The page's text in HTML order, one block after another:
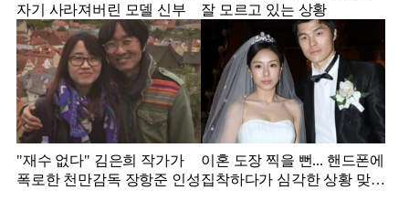
자기 사라져버린 모델 신부
잘 모르고 있는 상황
"재수 없다" 김은희 작가가
폭로한 천만감독 장항준 인성
이혼 도장 찍을 뻔... 핸드폰에
집착하다가 심각한 상황 맞은